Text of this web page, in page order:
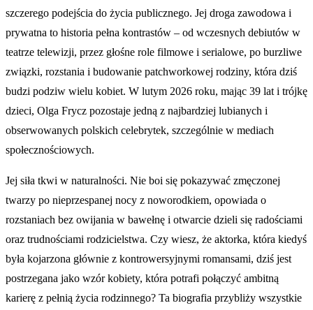
szczerego podejścia do życia publicznego. Jej droga zawodowa i
prywatna to historia pełna kontrastów – od wczesnych debiutów w
teatrze telewizji, przez głośne role filmowe i serialowe, po burzliwe
związki, rozstania i budowanie patchworkowej rodziny, która dziś
budzi podziw wielu kobiet. W lutym 2026 roku, mając 39 lat i trójkę
dzieci, Olga Frycz pozostaje jedną z najbardziej lubianych i
obserwowanych polskich celebrytek, szczególnie w mediach
społecznościowych.
Jej siła tkwi w naturalności. Nie boi się pokazywać zmęczonej
twarzy po nieprzespanej nocy z noworodkiem, opowiada o
rozstaniach bez owijania w bawełnę i otwarcie dzieli się radościami
oraz trudnościami rodzicielstwa. Czy wiesz, że aktorka, która kiedyś
była kojarzona głównie z kontrowersyjnymi romansami, dziś jest
postrzegana jako wzór kobiety, która potrafi połączyć ambitną
karierę z pełnią życia rodzinnego? Ta biografia przybliży wszystkie